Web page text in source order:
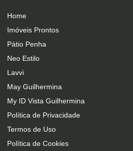
Home
Imóveis Prontos
Pátio Penha
Neo Estilo
Lavvi
May Guilhermina
My ID Vista Guilhermina
Política de Privacidade
Termos de Uso
Política de Cookies